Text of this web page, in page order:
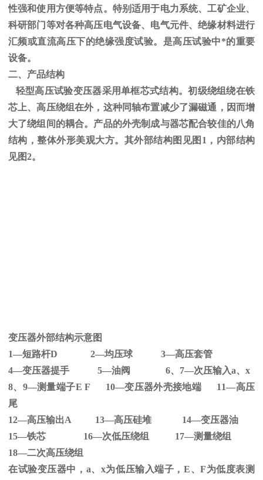
性强和使用方便等特点。特别适用于电力系统、工矿企业、
科研部门等对各种高压电气设备、电气元件、绝缘材料进行
汇频或直流高压下的绝缘强度试验。是高压试验中*的重要
设备。
二、产品结构
轻型高压试验变压器采用单框芯式结构。初级绕组绕在铁
芯上、高压绕组在外，这种同轴布置减少了漏磁通，因而增
大了绕组间的耦合。产品的外壳制成与器芯配合较佳的八角
结构，整体外形美观大方。其外部结构图见图 1 ，内部结构
见图2。
变压器外部结构示意图
1—短路杆D 2—均压球 3—高压套管
4—变压器提手 5—油阀 6、 7—次压输入a、 x
8、 9—测量端子E F 10—变压器外壳接地端 11—高压
尾
12—高压输出A 13—高压硅堆 14—变压器油
15—铁芯 16—次低压绕组 17—测量绕组
18—二次高压绕组
在试验变压器中， a、 x为低压输入端子， E、F为低度表测